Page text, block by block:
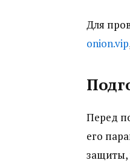
Для
onion.vip
Перед
его
защиты,